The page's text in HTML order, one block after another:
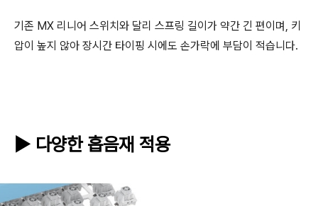
기존 MX 리니어 스위치와 달리 스프링 길이가 약간 긴 편이며, 키
압이 높지 않아 장시간 타이핑 시에도 손가락에 부담이 적습니다.
▶ 다양한 흡음재 적용